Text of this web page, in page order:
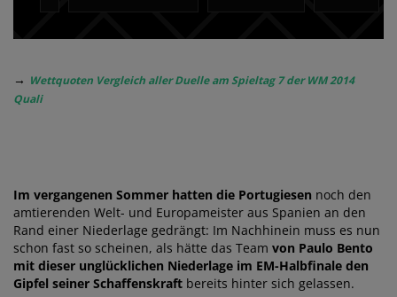
→ Wettquoten Vergleich aller Duelle am Spieltag 7 der WM 2014
Quali
Im vergangenen Sommer hatten die Portugiesen noch den
amtierenden Welt- und Europameister aus Spanien an den
Rand einer Niederlage gedrängt: Im Nachhinein muss es nun
schon fast so scheinen, als hätte das Team von Paulo Bento
mit dieser unglücklichen Niederlage im EM-Halbfinale den
Gipfel seiner Schaffenskraft bereits hinter sich gelassen.